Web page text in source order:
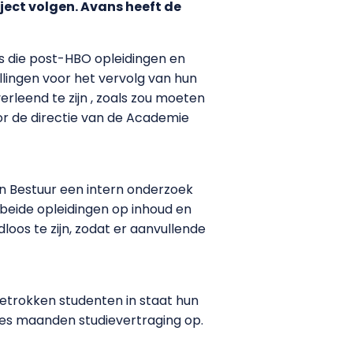
volgen. Avans heeft de
die post-HBO opleidingen en
voor het vervolg van hun
te zijn , zoals zou moeten
de directie van de Academie
Bestuur een intern onderzoek
opleidingen op inhoud en
te zijn, zodat er aanvullende
studenten in staat hun
maanden studievertraging op.